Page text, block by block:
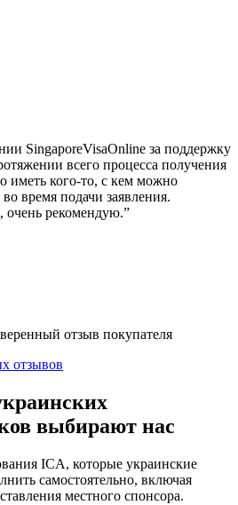
SingaporeVisaOnline за поддержку
всего процесса получения
иметь кого-то, с кем можно
время подачи заявления.
очень рекомендую.”
отзыв покупателя
отзывов
выбирают нас
ICA, которые украинские
самостоятельно, включая
местного спонсора.